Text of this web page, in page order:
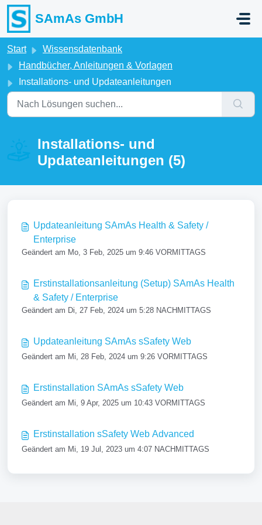
Zum hauptsächlichen Inhalt gehen
SAmAs GmbH
Start
Wissensdatenbank
Handbücher, Anleitungen & Vorlagen
Installations- und Updateanleitungen
Installations- und
Updateanleitungen (5)
Updateanleitung SAmAs Health & Safety /
Enterprise
Geändert am Mo, 3 Feb, 2025 um 9:46 VORMITTAGS
Erstinstallationsanleitung (Setup) SAmAs Health
& Safety / Enterprise
Geändert am Di, 27 Feb, 2024 um 5:28 NACHMITTAGS
Updateanleitung SAmAs sSafety Web
Geändert am Mi, 28 Feb, 2024 um 9:26 VORMITTAGS
Erstinstallation SAmAs sSafety Web
Geändert am Mi, 9 Apr, 2025 um 10:43 VORMITTAGS
Erstinstallation sSafety Web Advanced
Geändert am Mi, 19 Jul, 2023 um 4:07 NACHMITTAGS